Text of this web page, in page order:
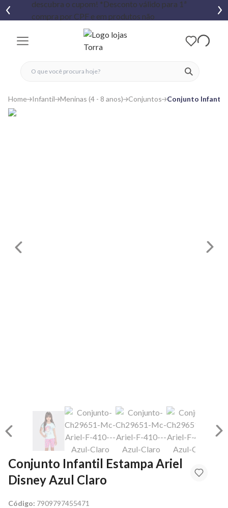
ver
fechar menu
fechar menu
favoritos
Home Infantil Meninas (4 - 8 anos) Conjuntos Conjunto Infantil
Conjunto Infantil Estampa Ariel
Disney Azul Claro
Código: 7909797455471